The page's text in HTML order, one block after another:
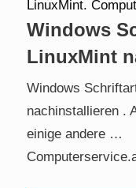
Windows
LinuxMint
Windows
nachinstallieren .
einige andere …